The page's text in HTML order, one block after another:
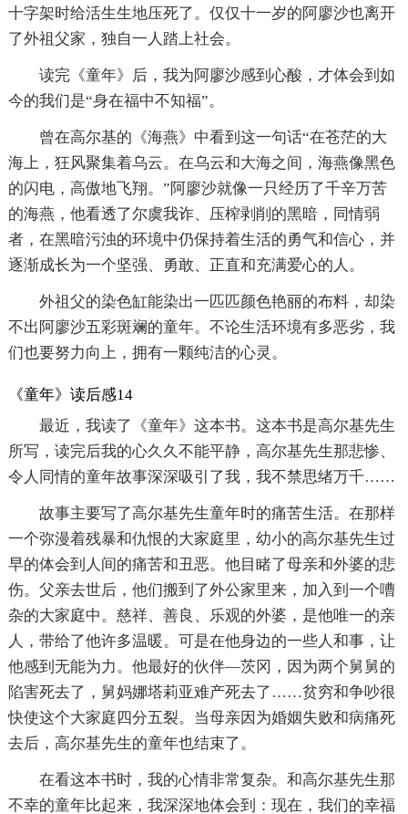
十字架时给活生生地压死了。仅仅十一岁的阿廖沙也离开
了外祖父家，独自一人踏上社会。
读完《童年》后，我为阿廖沙感到心酸，才体会到如
今的我们是“身在福中不知福”。
曾在高尔基的《海燕》中看到这一句话“在苍茫的大
海上，狂风聚集着乌云。在乌云和大海之间，海燕像黑色
的闪电，高傲地飞翔。”阿廖沙就像一只经历了千辛万苦
的海燕，他看透了尔虞我诈、压榨剥削的黑暗，同情弱
者，在黑暗污浊的环境中仍保持着生活的勇气和信心，并
逐渐成长为一个坚强、勇敢、正直和充满爱心的人。
外祖父的染色缸能染出一匹匹颜色艳丽的布料，却染
不出阿廖沙五彩斑斓的童年。不论生活环境有多恶劣，我
们也要努力向上，拥有一颗纯洁的心灵。
《童年》读后感14
最近，我读了《童年》这本书。这本书是高尔基先生
所写，读完后我的心久久不能平静，高尔基先生那悲惨、
令人同情的童年故事深深吸引了我，我不禁思绪万千……
故事主要写了高尔基先生童年时的痛苦生活。在那样
一个弥漫着残暴和仇恨的大家庭里，幼小的高尔基先生过
早的体会到人间的痛苦和丑恶。他目睹了母亲和外婆的悲
伤。父亲去世后，他们搬到了外公家里来，加入到一个嘈
杂的大家庭中。慈祥、善良、乐观的外婆，是他唯一的亲
人，带给了他许多温暖。可是在他身边的一些人和事，让
他感到无能为力。他最好的伙伴—茨冈，因为两个舅舅的
陷害死去了，舅妈娜塔莉亚难产死去了……贫穷和争吵很
快使这个大家庭四分五裂。当母亲因为婚姻失败和病痛死
去后，高尔基先生的童年也结束了。
在看这本书时，我的心情非常复杂。和高尔基先生那
不幸的童年比起来，我深深地体会到：现在，我们的幸福